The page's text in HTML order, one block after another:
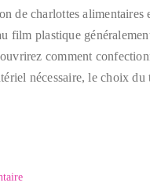
de charlottes alimentaires
film plastique
comment
nécessaire, le choix du